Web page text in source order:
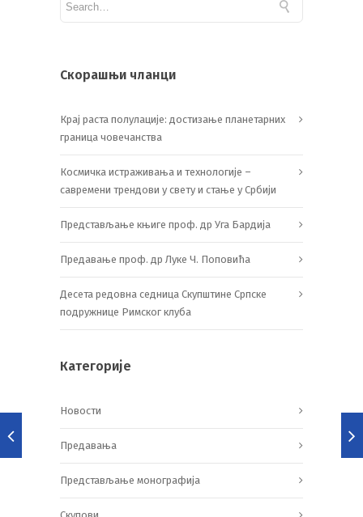
Скорашњи чланци
Крај раста полулације: достизање планетарних
граница човечанства
Космичка истраживања и технологије –
савремени трендови у свету и стање у Србији
Представљање књиге проф. др Уга Бардија
Предавање проф. др Луке Ч. Поповића
Десета редовна седница Скупштине Српске
подружнице Римског клуба
Категорије
Новости
Предавања
Представљање монографија